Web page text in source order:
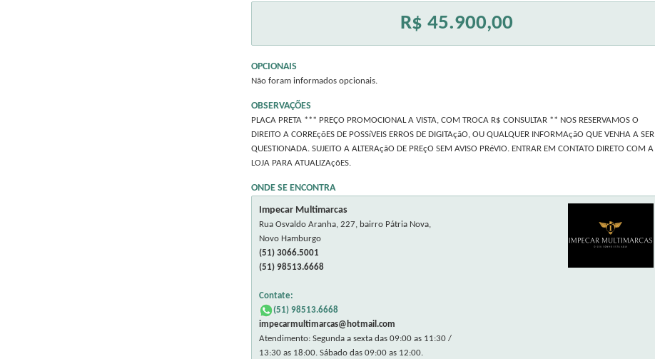
R$ 45.900,00
OPCIONAIS
Não foram informados opcionais.
OBSERVAÇÕES
PLACA PRETA *** PREÇO PROMOCIONAL A VISTA, COM TROCA R$ CONSULTAR ** NOS RESERVAMOS O
DIREITO A CORREçõES DE POSSíVEIS ERROS DE DIGITAçãO, OU QUALQUER INFORMAçãO QUE VENHA A SER
QUESTIONADA. SUJEITO A ALTERAçãO DE PREçO SEM AVISO PRéVIO. ENTRAR EM CONTATO DIRETO COM A
LOJA PARA ATUALIZAçõES.
ONDE SE ENCONTRA
Impecar Multimarcas
Rua Osvaldo Aranha, 227, bairro Pátria Nova,
Novo Hamburgo
(51) 3066.5001
(51) 98513.6668
Contate:
(51) 98513.6668
impecarmultimarcas@hotmail.com
Atendimento: Segunda a sexta das 09:00 as 11:30 /
13:30 as 18:00. Sábado das 09:00 as 12:00.